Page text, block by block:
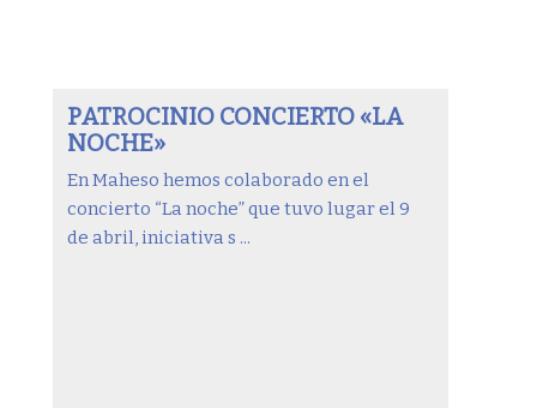
PATROCINIO CONCIERTO «LA
NOCHE»
En Maheso hemos colaborado en el
concierto “La noche” que tuvo lugar el 9
de abril, iniciativa s ...